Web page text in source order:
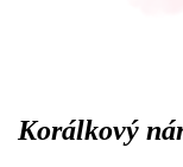
Korálkový